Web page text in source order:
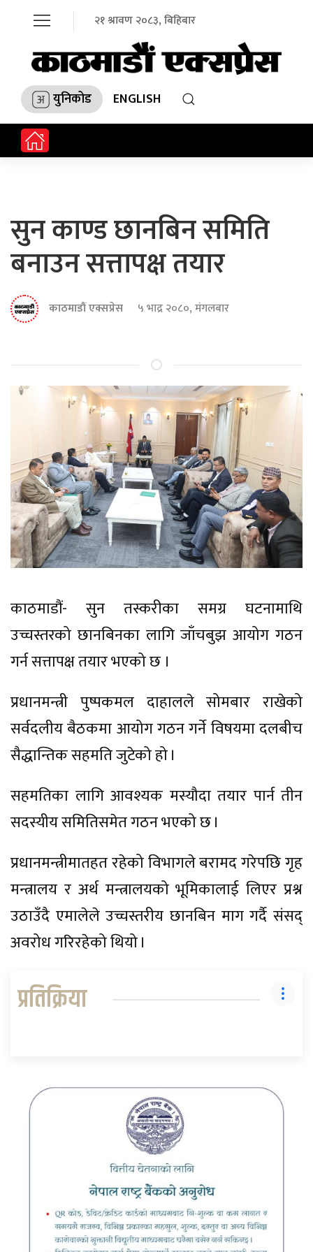
२१ श्रावण २०८३, बिहिबार
युनिकोड ENGLISH
सुन काण्ड छानबिन समिति
बनाउन सत्तापक्ष तयार
काठमाडौं एक्सप्रेस ५ भाद्र २०८०, मंगलबार
काठमाडौं- सुन तस्करीका समग्र घटनामाथि
उच्चस्तरको छानबिनका लागि जाँचबुझ आयोग गठन
गर्न सत्तापक्ष तयार भएको छ ।
प्रधानमन्त्री पुष्पकमल दाहालले सोमबार राखेको
सर्वदलीय बैठकमा आयोग गठन गर्ने विषयमा दलबीच
सैद्धान्तिक सहमति जुटेको हो ।
सहमतिका लागि आवश्यक मस्यौदा तयार पार्न तीन
सदस्यीय समितिसमेत गठन भएको छ ।
प्रधानमन्त्रीमातहत रहेको विभागले बरामद गरेपछि गृह
मन्त्रालय र अर्थ मन्त्रालयको भूमिकालाई लिएर प्रश्न
उठाउँदै एमालेले उच्चस्तरीय छानबिन माग गर्दै संसद्
अवरोध गरिरहेको थियो ।
प्रतिक्रिया